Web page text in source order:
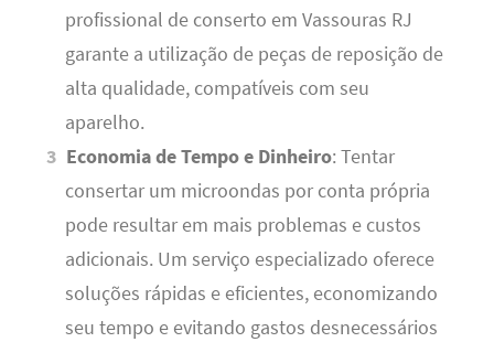
profissional de conserto em Vassouras RJ
garante a utilização de peças de reposição de
alta qualidade, compatíveis com seu
aparelho.
Economia de Tempo e Dinheiro: Tentar
consertar um microondas por conta própria
pode resultar em mais problemas e custos
adicionais. Um serviço especializado oferece
soluções rápidas e eficientes, economizando
seu tempo e evitando gastos desnecessários